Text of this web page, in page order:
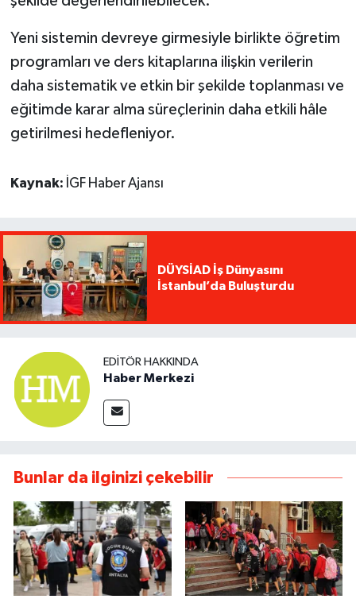
Yeni sistemin devreye girmesiyle birlikte öğretim
programları ve ders kitaplarına ilişkin verilerin
daha sistematik ve etkin bir şekilde toplanması ve
eğitimde karar alma süreçlerinin daha etkili hâle
getirilmesi hedefleniyor.
Kaynak: İGF Haber Ajansı
DÜYSİAD İş Dünyasını
İstanbul’da Buluşturdu
EDITÖR HAKKINDA
Haber Merkezi
Bunlar da ilginizi çekebilir